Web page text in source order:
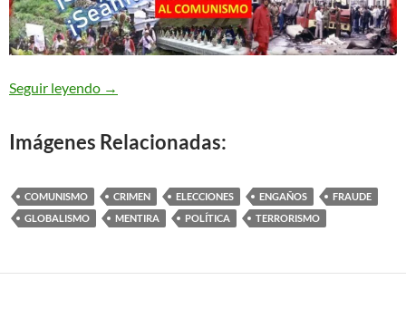
Seguir leyendo Esta es la hora de la Verdad
→
Imágenes Relacionadas:
COMUNISMO CRIMEN ELECCIONES ENGAÑOS
FRAUDE
GLOBALISMO
MENTIRA POLÍTICA TERRORISMO